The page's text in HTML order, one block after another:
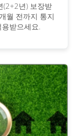
(2+2년) 보장받
월 전까지 통지
받으세요.